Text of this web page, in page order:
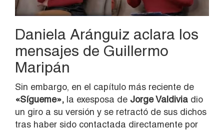
Daniela Aránguiz aclara los
mensajes de Guillermo
Maripán
Sin embargo, en el capítulo más reciente de
«Sígueme», la exesposa de Jorge Valdivia dio
un giro a su versión y se retractó de sus dichos
tras haber sido contactada directamente por